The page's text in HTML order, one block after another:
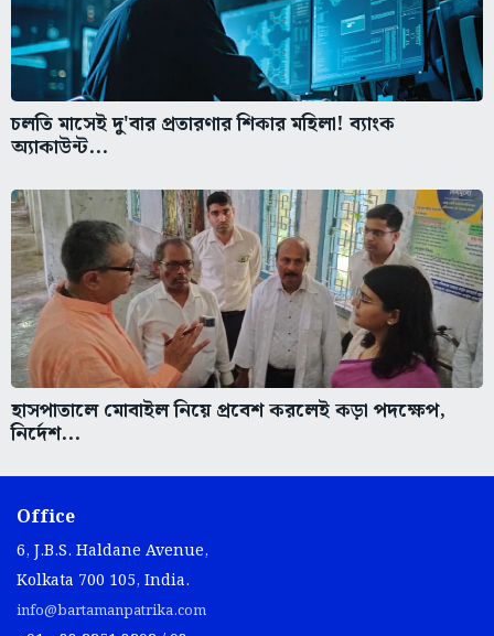
চলতি মাসেই দু'বার প্রতারণার শিকার মহিলা! ব্যাংক
অ্যাকাউন্ট...
হাসপাতালে মোবাইল নিয়ে প্রবেশ করলেই কড়া পদক্ষেপ,
নির্দেশ...
Office
6, J.B.S. Haldane Avenue,
Kolkata 700 105, India.
info@bartamanpatrika.com